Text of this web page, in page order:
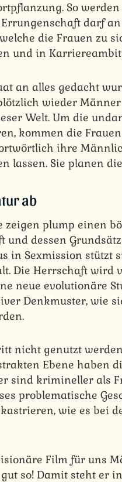
So
darf
die Frauen zu
und in
an alles gedacht
wieder
Welt. Um die
kommen die
ihre
lassen. Sie planen
ab
plump einen
dessen
in Sexmission stützt
Die Herrschaft wird
neue evolutionäre
Denkmuster, wie
nicht genutzt
Ebene haben
sind krimineller als
problematische
wie es bei
Film für uns
so! Damit steht er